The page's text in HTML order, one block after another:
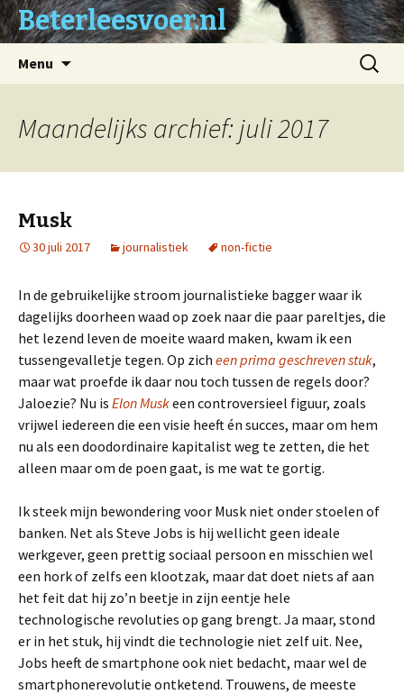
Beterleesvoer.nl
Menu
springen
Zoeken
naar:
Maandelijks archief: juli 2017
Musk
30 juli 2017 journalistiek non-fictie
In de gebruikelijke stroom journalistieke bagger waar ik
dagelijks doorheen waad op zoek naar die paar pareltjes, die
het lezend leven de moeite waard maken, kwam ik een
tussengevalletje tegen. Op zich een prima geschreven stuk,
maar wat proefde ik daar nou toch tussen de regels door?
Jaloezie? Nu is Elon Muskeen controversieel figuur, zoals
vrijwel iedereen die een visie heeft én succes, maar om hem
nu als een doodordinaire kapitalist weg te zetten, die het
alleen maar om de poen gaat, is me wat te gortig.
Ik steek mijn bewondering voor Musk niet onder stoelen of
banken. Net als Steve Jobs is hij wellicht geen ideale
werkgever, geen prettig sociaal persoon en misschien wel
een hork of zelfs een klootzak, maar dat doet niets af aan
het feit dat hij zo’n beetje in zijn eentje hele
technologische revoluties op gang brengt. Ja maar, stond
er in het stuk, hij vindt die technologie niet zelf uit. Nee,
Jobs heeft de smartphone ook niet bedacht, maar wel de
smartphonerevolutie ontketend. Trouwens, de meeste